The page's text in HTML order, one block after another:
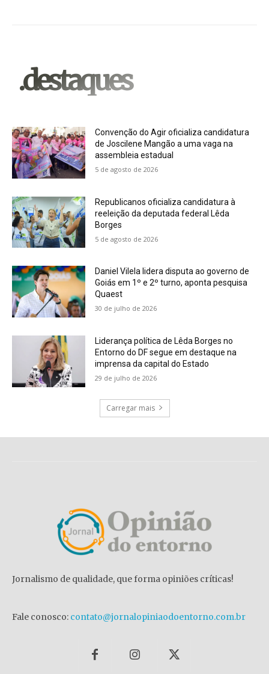
.destaques
Convenção do Agir oficializa candidatura
de Joscilene Mangão a uma vaga na
assembleia estadual
5 de agosto de 2026
Republicanos oficializa candidatura à
reeleição da deputada federal Lêda
Borges
5 de agosto de 2026
Daniel Vilela lidera disputa ao governo de
Goiás em 1º e 2º turno, aponta pesquisa
Quaest
30 de julho de 2026
Liderança política de Lêda Borges no
Entorno do DF segue em destaque na
imprensa da capital do Estado
29 de julho de 2026
Carregar mais
Jornalismo de qualidade, que forma opiniões críticas!
Fale conosco: contato@jornalopiniaodoentorno.com.br